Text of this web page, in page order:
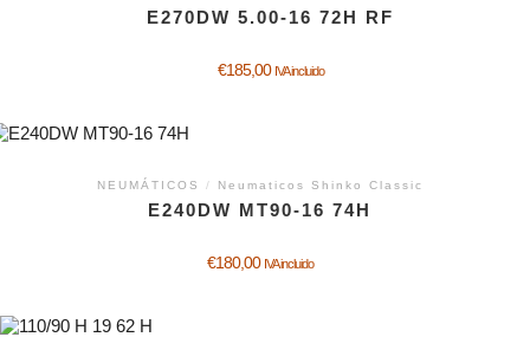
E270DW 5.00-16 72H RF
€185,00 IVA incluido
NEUMÁTICOS / Neumaticos Shinko Classic
E240DW MT90-16 74H
€180,00 IVA incluido